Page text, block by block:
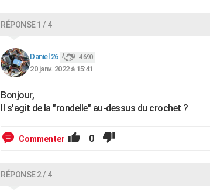
RÉPONSE 1 / 4
Daniel 26 4 690
20 janv. 2022 à 15:41
Bonjour,
Il s'agit de la "rondelle" au-dessus du crochet ?
Commenter 0
RÉPONSE 2 / 4